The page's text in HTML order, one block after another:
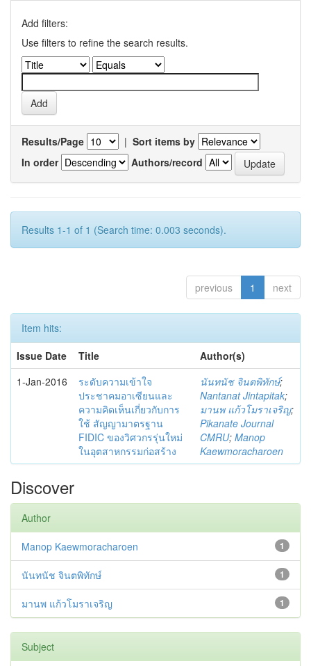
Add filters:
Use filters to refine the search results.
Results/Page | Sort items by
In order
Authors/record
Results 1-1 of 1 (Search time: 0.003 seconds).
previous 1 next
Item hits:
Issue Date
Title
Author(s)
1-Jan-2016
ระดับความเข้าใจ
ประชาคมอาเซียนและ
ความคิดเห็นเกี่ยวกับการ
ใช้ สัญญามาตรฐาน
FIDIC ของวิศวกรรุ่นใหม่
ในอุตสาหกรรมก่อสร้าง
นันทนัช จินตพิทักษ์;
Nantanat Jintapitak;
มานพ แก้วโมราเจริญ;
Pikanate Journal
CMRU; Manop
Kaewmoracharoen
Discover
Author
1
Manop Kaewmoracharoen
1
นันทนัช จินตพิทักษ์
1
มานพ แก้วโมราเจริญ
Subject